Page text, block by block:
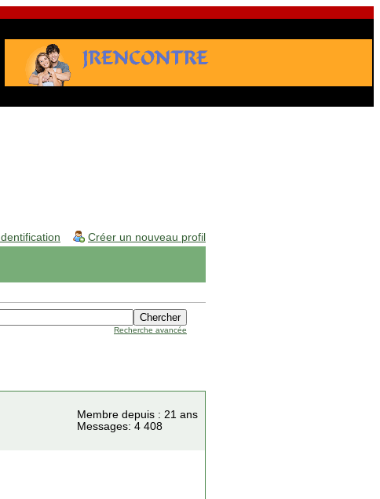
Identification Créer un nouveau profil
Recherche avancée
Membre depuis : 21 ans
Messages: 4 408